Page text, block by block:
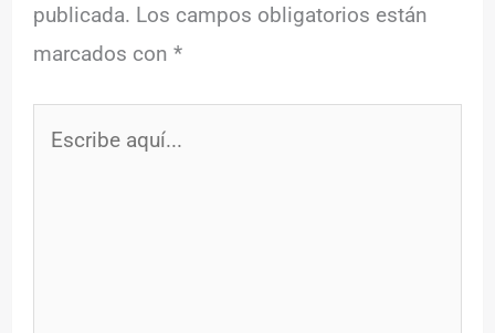
publicada. Los campos obligatorios están
marcados con*